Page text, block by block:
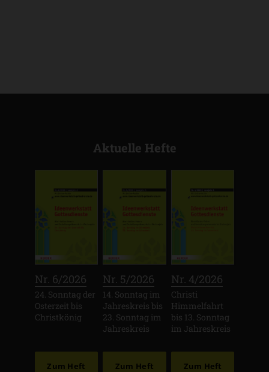
Aktuelle Hefte
Nr. 6/2026
24. Sonntag der
Osterzeit bis
Christkönig
Zum Heft
Nr. 5/2026
14. Sonntag im
Jahreskreis bis
23. Sonntag im
Jahreskreis
Zum Heft
Nr. 4/2026
Christi
Himmelfahrt
bis 13. Sonntag
im Jahreskreis
Zum Heft